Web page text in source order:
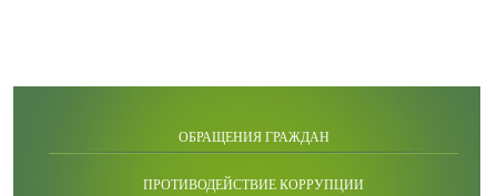
ОБРАЩЕНИЯ ГРАЖДАН
ПРОТИВОДЕЙСТВИЕ КОРРУПЦИИ